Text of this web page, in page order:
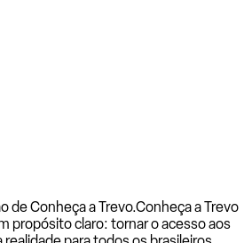
de Conheça a Trevo.Conheça a Trevo
propósito claro: tornar o acesso aos